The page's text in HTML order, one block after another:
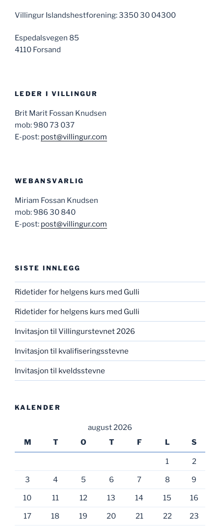
Villingur Islandshestforening: 3350 30 04300
Espedalsvegen 85
4110 Forsand
LEDER I VILLINGUR
Brit Marit Fossan Knudsen
mob: 980 73 037
E-post: post@villingur.com
WEBANSVARLIG
Miriam Fossan Knudsen
mob: 986 30 840
E-post: post@villingur.com
SISTE INNLEGG
Ridetider for helgens kurs med Gulli
Ridetider for helgens kurs med Gulli
Invitasjon til Villingurstevnet 2026
Invitasjon til kvalifiseringsstevne
Invitasjon til kveldsstevne
KALENDER
august 2026
M
T O T F L S
1 2
3 4 5 6 7 8 9
10 11 12 13 14 15 16
17 18 19 20 21 22 23